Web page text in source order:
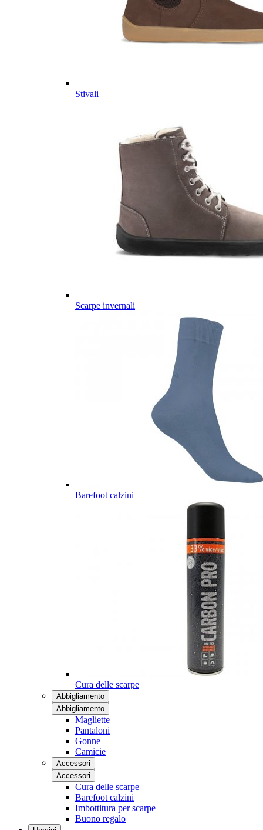
Stivali
Scarpe invernali
Barefoot calzini
Cura delle scarpe
Abbigliamento
Abbigliamento
Magliette
Pantaloni
Gonne
Camicie
Accessori
Accessori
Cura delle scarpe
Barefoot calzini
Imbottitura per scarpe
Buono regalo